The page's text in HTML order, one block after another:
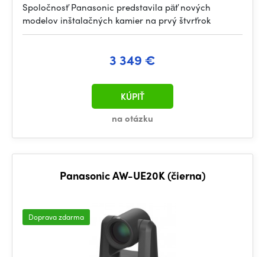
Spoločnosť Panasonic predstavila päť nových
modelov inštalačných kamier na prvý štvrťrok
3 349 €
na otázku
KÚPIŤ
Panasonic AW-UE20K (čierna)
Doprava zdarma